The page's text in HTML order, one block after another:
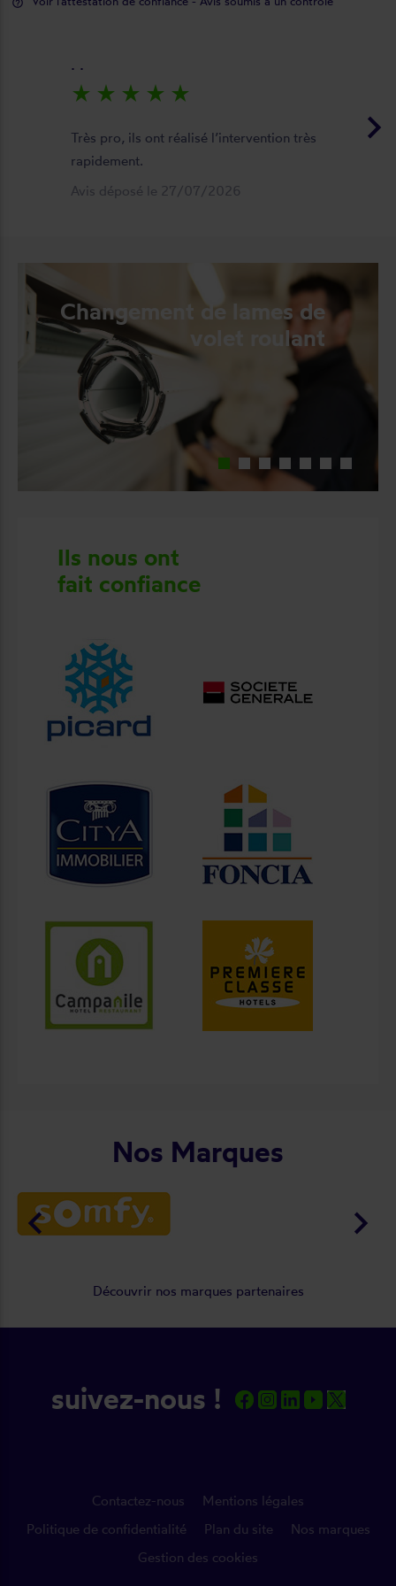
keyboard_arrow_right
. .
star_rate star_rate star_rate star_rate star_rate
Très pro, ils ont réalisé l’intervention très
rapidement.
Avis déposé le 27/07/2026
Changement de lames de
volet roulant
Ils nous ont
fait confiance
Nos Marques
keyboard_arrow_left keyboard_arrow_right
Découvrir nos marques partenaires
suivez-nous !
Contactez-nous
Mentions légales
Politique de confidentialité
Plan du site
Nos marques
Gestion des cookies